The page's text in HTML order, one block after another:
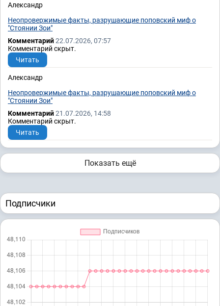
Александр
Неопровержимые факты, разрушающие поповский миф о
"Стоянии Зои"
Комментарий22.07.2026, 07:57
Комментарий скрыт.
Читать
Александр
Неопровержимые факты, разрушающие поповский миф о
"Стоянии Зои"
Комментарий21.07.2026, 14:58
Комментарий скрыт.
Читать
Показать ещё
Подписчики